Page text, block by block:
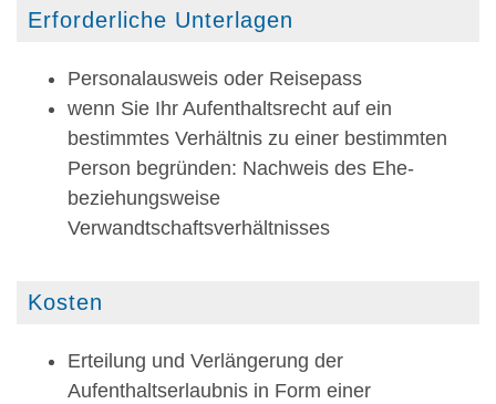
Erforderliche Unterlagen
Personalausweis oder Reisepass
wenn Sie Ihr Aufenthaltsrecht auf ein
bestimmtes Verhältnis zu einer bestimmten
Person begründen: Nachweis des Ehe-
beziehungsweise
Verwandtschaftsverhältnisses
Kosten
Erteilung und Verlängerung der
Aufenthaltserlaubnis in Form einer